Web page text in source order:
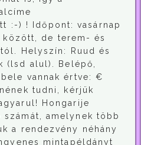
:-) ! Időpont: vasárnap
között, de terem- és
Helyszín: Ruud és
(lsd alul). Belépő,
vannak értve: €
tudni, kérjük
Hongarije
amelynek több
a rendezvény néhány
mintapéldányt